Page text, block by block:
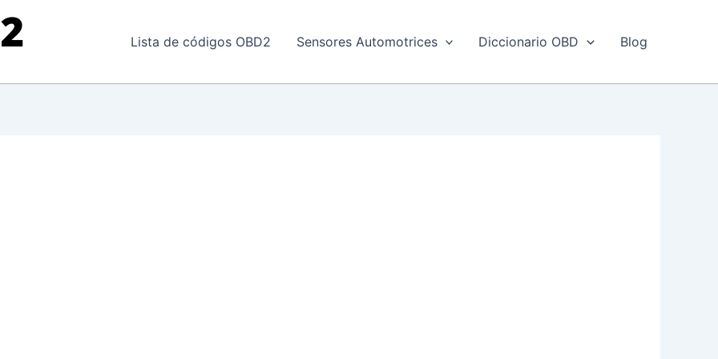
Lista de códigos OBD2 Sensores Automotrices Diccionario OBD Blog